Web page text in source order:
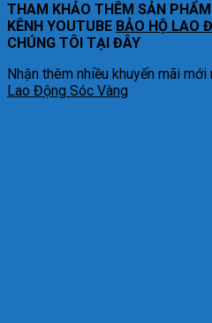
THAM KHẢO THÊM SẢN
KÊNH YOUTUBE BẢO HỘ LAO
CHÚNG TÔI TẠI ĐÂY
Nhận thêm nhiều khuyến mãi
Lao Động Sóc Vàng